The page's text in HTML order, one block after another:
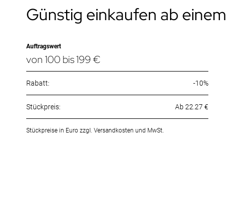
Günstig einkaufen ab
Auftragswert
von 100 bis 199 €
Rabatt: -10%
Ab 22.27 €
Stückpreise in Euro zzgl. Versandkosten und MwSt.